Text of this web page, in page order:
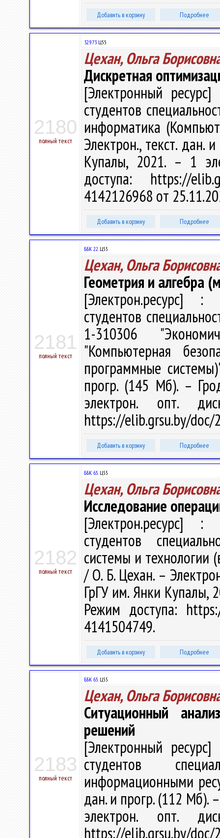
Добавить в корзину Подробнее
2180
полный текст
32.973 Ц55
Цехан, Ольга
Дискретная
[Электронный
студентов
информатика
Электрон., текст. дан.
Купалы, 2021. – 1
доступа: https://
4142126968 от
Добавить в корзину Подробнее
2181
полный текст
ББК 22.Ц55
Цехан, Ольга
Геометрия и алгебра
[Электрон.ресурс] :
студентов
1-310306
"Компьютерная
программные
прогр. (145 Мб). –
электрон. опт.
https://elib.grsu.by/doc/
Добавить в корзину Подробнее
2182
полный текст
ББК 65.Ц55
Цехан, Ольга
Исследование
[Электрон.ресурс] :
студентов
системы и технологии
/ О. Б. Цехан. –
ГрГУ им. Янки Купалы,
Режим доступа:
4141504749.
Добавить в корзину Подробнее
2183
полный текст
ББК 65.Ц55
Цехан, Ольга
Ситуационный
решений
[Электронный
студентов
информационными
дан. и прогр. (112 Мб).
электрон. опт.
https://elib.grsu.by/doc/